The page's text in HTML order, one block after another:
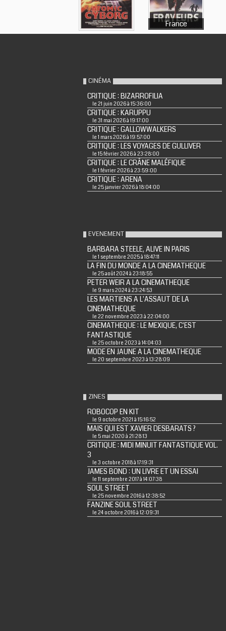
France
CINÉMA
CRITIQUE : BIZARROFILIA
le 21 juin 2026 à 15:36:00
CRITIQUE : KARUPPU
le 31 mai 2026 à 19:17:00
CRITIQUE : GALLOWWALKERS
le 1 mars 2026 à 19:57:00
CRITIQUE : LES VOYAGES DE GULLIVER
le 15 février 2026 à 23:28:00
CRITIQUE : LE CRÂNE MALÉFIQUE
le 1 février 2026 à 23:59:00
CRITIQUE : ARENA
le 25 janvier 2026 à 18:04:00
EVENEMENT
BARBARA STEELE, ALIVE IN PARIS
le 1 septembre 2025 à 18:47:11
LA FIN DU MONDE A LA CINEMATHEQUE
le 25 août 2024 à 23:18:55
PETER WEIR A LA CINEMATHEQUE
le 9 mars 2024 à 23:24:53
LES MARTIENS A L'ASSAUT DE LA
CINEMATHEQUE
le 22 novembre 2023 à 22:04:00
CINEMATHEQUE : LE MEXIQUE, C'EST
FANTASTIQUE
le 25 octobre 2023 à 14:04:03
MODE EN JAUNE A LA CINEMATHEQUE
le 20 septembre 2023 à 13:28:09
ZINES
ROBOCOP EN KIT
le 9 octobre 2021 à 15:16:52
MAIS QUI EST XAVIER DESBARATS ?
le 5 mai 2020 à 21:28:13
CRITIQUE : MIDI MINUIT FANTASTIQUE VOL.
3
le 3 octobre 2018 à 17:19:31
JAMES BOND : UN LIVRE ET UN ESSAI
le 11 septembre 2017 à 14:07:38
SOUL STREET
le 25 novembre 2016 à 12:38:52
FANZINE SOUL STREET
le 24 octobre 2016 à 12:09:31